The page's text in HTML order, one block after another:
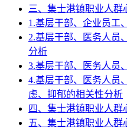
三、集士港镇职业人群
1.基层干部、企业员工
2.基层干部、医务人员
分析
3.基层干部、医务人员
4.基层干部、医务人员
虑、抑郁的相关性分析
四、集士港镇职业人
五、集士港镇职业人群